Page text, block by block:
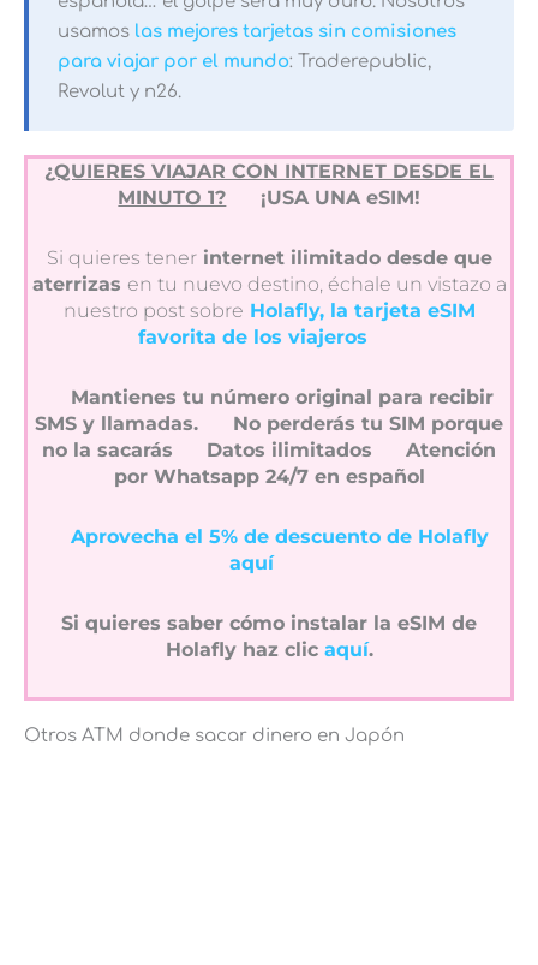
usamos las mejores tarjetas sin comisiones
para viajar por el mundo: Traderepublic,
Revolut y n26.
¿QUIERES VIAJAR CON INTERNET DESDE EL
MINUTO 1?
¡USA UNA eSIM!
Si quieres tenerinternet ilimitado desde que
aterrizas en tu nuevo destino, échale un vistazo a
nuestro post sobre Holafly, la tarjeta eSIM
favorita de los viajeros
Mantienes tu número original para recibir
SMS y llamadas.
No perderás tu SIM porque
no la sacarás
Datos ilimitados
Atención
por Whatsapp 24/7 en español
Aprovecha el 5% de descuento de Holafly
aquí
Si quieres saber cómo instalar la eSIM de
Holafly haz clic aquí.
Otros ATM donde sacar dinero en Japón